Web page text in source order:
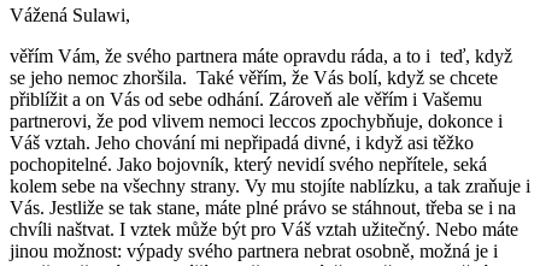
Vážená Sulawi,
věřím Vám, že svého partnera máte opravdu ráda, a to i teď, když
se jeho nemoc zhoršila. Také věřím, že Vás bolí, když se chcete
přiblížit a on Vás od sebe odhání. Zároveň ale věřím i Vašemu
partnerovi, že pod vlivem nemoci leccos zpochybňuje, dokonce i
Váš vztah. Jeho chování mi nepřipadá divné, i když asi těžko
pochopitelné. Jako bojovník, který nevidí svého nepřítele, seká
kolem sebe na všechny strany. Vy mu stojíte nablízku, a tak zraňuje i
Vás. Jestliže se tak stane, máte plné právo se stáhnout, třeba se i na
chvíli naštvat. I vztek může být pro Váš vztah užitečný. Nebo máte
jinou možnost: výpady svého partnera nebrat osobně, možná je i